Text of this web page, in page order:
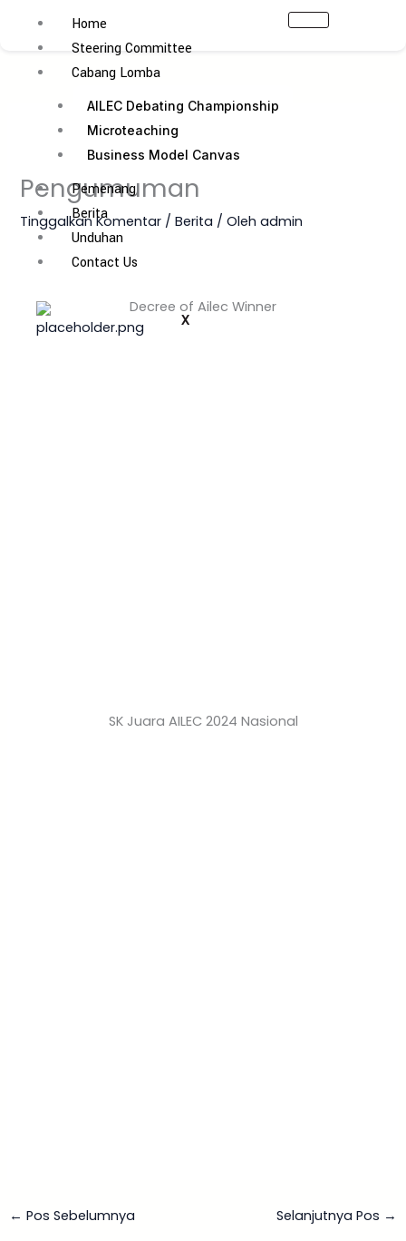
Home
Steering Committee
Cabang Lomba
AILEC Debating Championship
Microteaching
Business Model Canvas
Pemenang
Berita
Unduhan
Contact Us
X
Pengumuman
Tinggalkan Komentar /Berita / Olehadmin
Decree of Ailec Winner
SK Juara AILEC 2024 Nasional
← Pos Sebelumnya Selanjutnya Pos →